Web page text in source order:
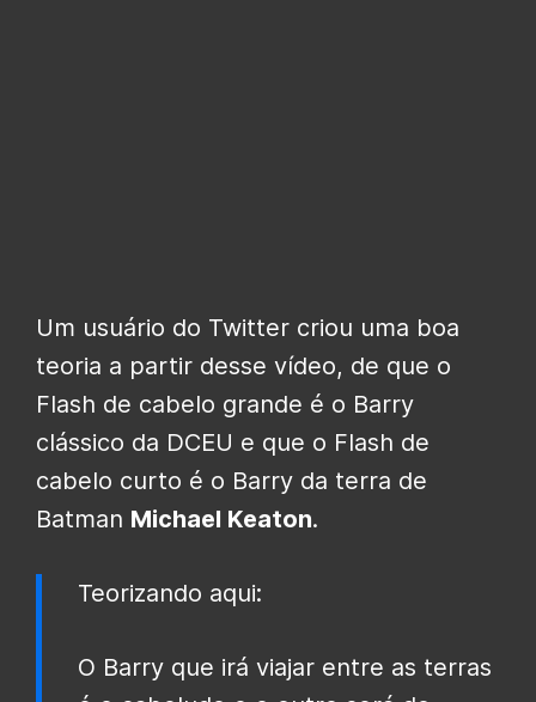
Um usuário do Twitter criou uma boa
teoria a partir desse vídeo, de que o
Flash de cabelo grande é o Barry
clássico da DCEU e que o Flash de
cabelo curto é o Barry da terra de
Batman Michael Keaton.
Teorizando aqui:
O Barry que irá viajar entre as terras